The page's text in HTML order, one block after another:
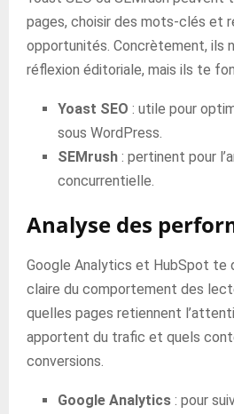
pages, choisir des mots-clés et
opportunités. Concrètement, ils
réflexion éditoriale, mais ils te
Yoast SEO : utile pour
sous WordPress.
SEMrush : pertinent pour
concurrentielle.
Analyse des
Google Analytics et HubSpot te
claire du comportement des
quelles pages retiennent
apportent du trafic et quels
conversions.
Google Analytics : pour